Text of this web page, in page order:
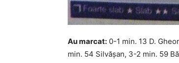
Au marcat: 0-1 min. 13 D.
min. 54 Silvăşan, 3-2 min. 59